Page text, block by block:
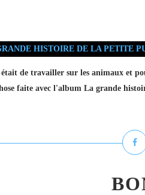
de travailler sur les animaux et
faite avec l'album La grande